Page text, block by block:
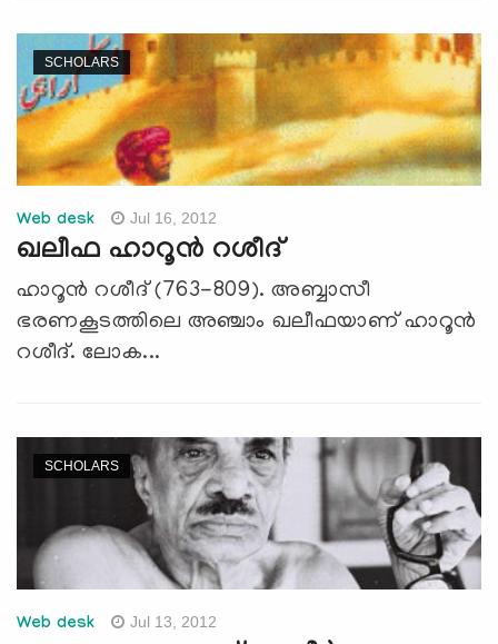
SCHOLARS
Web desk Jul 16, 2012
ഖലീഫ ഹാറൂന്‍ റശീദ്
ഹാറൂന്‍ റശീദ് (763-809). അബ്ബാസീ
ഭരണകൂടത്തിലെ അഞ്ചാം ഖലീഫയാണ് ഹാറൂന്‍
റശീദ്. ലോക...
SCHOLARS
Web desk Jul 13, 2012